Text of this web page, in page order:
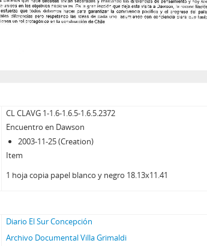
CL CLAVG 1-1.6-1.6.5-1.6.5.2372
Encuentro en Dawson
2003-11-25 (Creation)
Item
1 hoja copia papel blanco y negro 18.13x11.41
Diario El Sur Concepción
Archivo Documental Villa Grimaldi